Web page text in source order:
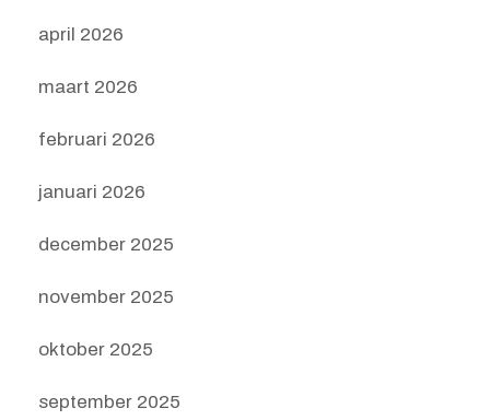
april 2026
maart 2026
februari 2026
januari 2026
december 2025
november 2025
oktober 2025
september 2025